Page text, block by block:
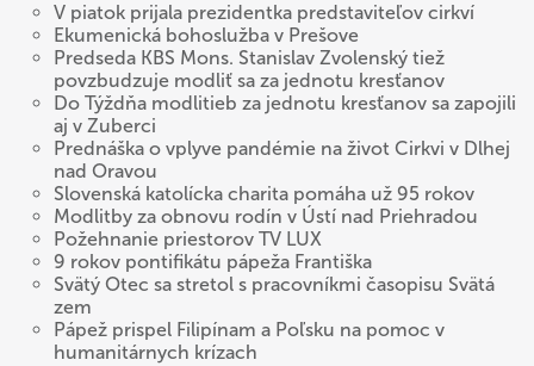
V piatok prijala prezidentka predstaviteľov cirkví
Ekumenická bohoslužba v Prešove
Predseda KBS Mons. Stanislav Zvolenský tiež
povzbudzuje modliť sa za jednotu kresťanov
Do Týždňa modlitieb za jednotu kresťanov sa zapojili
aj v Zuberci
Prednáška o vplyve pandémie na život Cirkvi v Dlhej
nad Oravou
Slovenská katolícka charita pomáha už 95 rokov
Modlitby za obnovu rodín v Ústí nad Priehradou
Požehnanie priestorov TV LUX
9 rokov pontifikátu pápeža Františka
Svätý Otec sa stretol s pracovníkmi časopisu Svätá
zem
Pápež prispel Filipínam a Poľsku na pomoc v
humanitárnych krízach